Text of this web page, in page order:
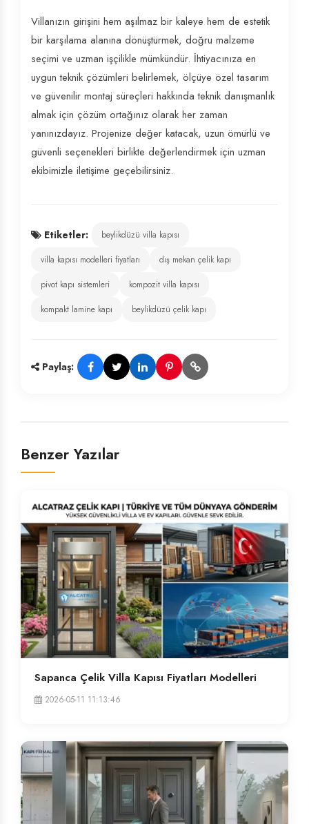
Villanızın girişini hem aşılmaz bir kaleye hem de estetik
bir karşılama alanına dönüştürmek, doğru malzeme
seçimi ve uzman işçilikle mümkündür. İhtiyacınıza en
uygun teknik çözümleri belirlemek, ölçüye özel tasarım
ve güvenilir montaj süreçleri hakkında teknik danışmanlık
almak için çözüm ortağınız olarak her zaman
yanınızdayız. Projenize değer katacak, uzun ömürlü ve
güvenli seçenekleri birlikte değerlendirmek için uzman
ekibimizle iletişime geçebilirsiniz.
Etiketler:
beylikdüzü villa kapısı
villa kapısı modelleri fiyatları
dış mekan çelik kapı
pivot kapı sistemleri
kompozit villa kapısı
kompakt lamine kapı
beylikdüzü çelik kapı
Paylaş:
Benzer Yazılar
Sapanca Çelik Villa Kapısı Fiyatları Modelleri
2026-05-11 11:13:46